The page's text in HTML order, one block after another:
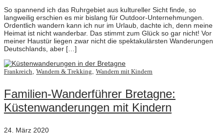
So spannend ich das Ruhrgebiet aus kultureller Sicht finde, so
langweilig erschien es mir bislang für Outdoor-Unternehmungen.
Ordentlich wandern kann ich nur im Urlaub, dachte ich, denn meine
Heimat ist nicht wanderbar. Das stimmt zum Glück so gar nicht! Vor
meiner Haustür liegen zwar nicht die spektakulärsten Wanderungen
Deutschlands, aber […]
Frankreich Wandern & Trekking Wandern mit Kindern
Familien-Wanderführer Bretagne:
Küstenwanderungen mit Kindern
24. März 2020